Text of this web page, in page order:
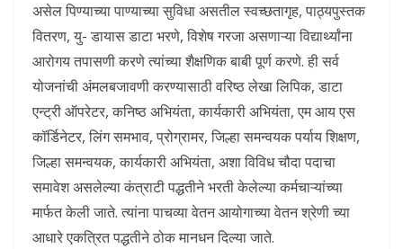
असेल पिण्याच्या पाण्याच्या सुविधा असतील स्वच्छतागृह, पाठ्यपुस्तक
वितरण, यु- डायास डाटा भरणे, विशेष गरजा असणाऱ्या विद्यार्थ्यांना
आरोगय तपासणी करणे त्यांच्या शैक्षणिक बाबी पूर्ण करणे. ही सर्व
योजनांची अंमलबजावणी करण्यासाठी वरिष्ठ लेखा लिपिक, डाटा
एन्ट्री ऑपरेटर, कनिष्ठ अभियंता, कार्यकारी अभियंता, एम आय एस
कॉर्डिनेटर, लिंग समभाव, प्रोग्रामर, जिल्हा समन्वयक पर्याय शिक्षण,
जिल्हा समन्वयक, कार्यकारी अभियंता, अशा विविध चौदा पदाचा
समावेश असलेल्या कंत्राटी पद्धतीने भरती केलेल्या कर्मचाऱ्यांच्या
मार्फत केली जाते. त्यांना पाचव्या वेतन आयोगाच्या वेतन श्रेणी च्या
आधारे एकत्रित पद्धतीने ठोक मानधन दिल्या जाते.